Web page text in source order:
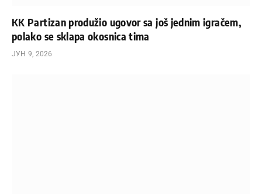
KK Partizan produžio ugovor sa još jednim igračem,
polako se sklapa okosnica tima
ЈУН 9, 2026